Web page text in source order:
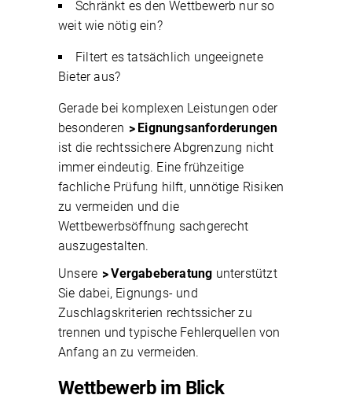
Schränkt es den Wettbewerb nur so
weit wie nötig ein?
Filtert es tatsächlich ungeeignete
Bieter aus?
Gerade bei komplexen Leistungen oder
besonderen
Eignungsanforderungen
ist die rechtssichere Abgrenzung nicht
immer eindeutig. Eine frühzeitige
fachliche Prüfung hilft, unnötige Risiken
zu vermeiden und die
Wettbewerbsöffnung sachgerecht
auszugestalten.
Unsere
Vergabeberatung unterstützt
Sie dabei, Eignungs- und
Zuschlagskriterien rechtssicher zu
trennen und typische Fehlerquellen von
Anfang an zu vermeiden.
Wettbewerb im Blick